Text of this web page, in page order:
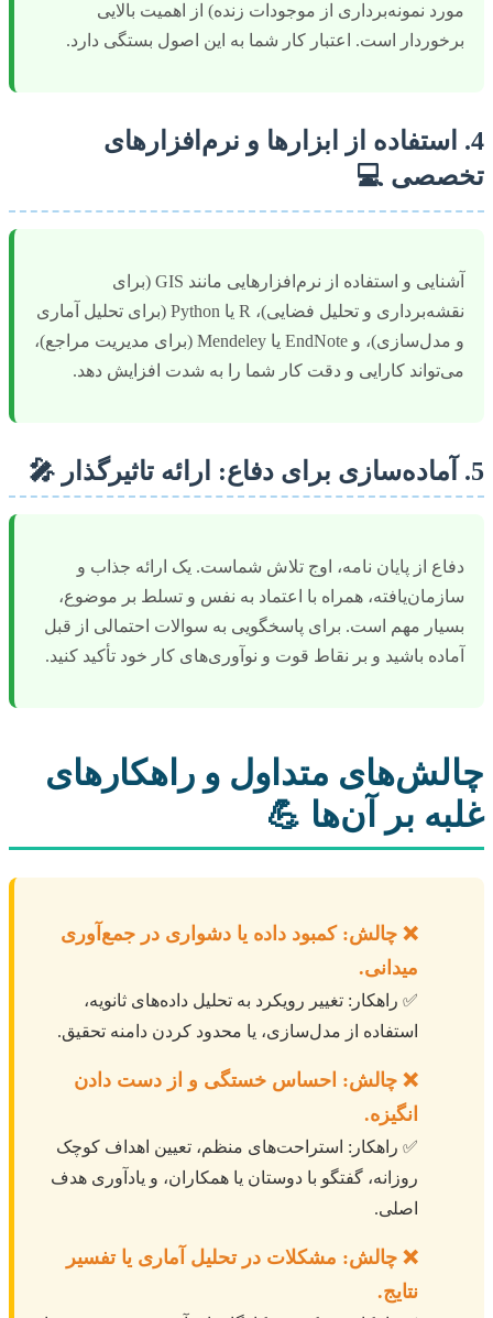
مورد نمونه‌برداری از موجودات زنده) از اهمیت بالایی
برخوردار است. اعتبار کار شما به این اصول بستگی دارد.
4. استفاده از ابزارها و نرم‌افزارهای
تخصصی 💻
آشنایی و استفاده از نرم‌افزارهایی مانند GIS (برای
نقشه‌برداری و تحلیل فضایی)، R یا Python (برای تحلیل آماری
و مدل‌سازی)، و EndNote یا Mendeley (برای مدیریت مراجع)،
می‌تواند کارایی و دقت کار شما را به شدت افزایش دهد.
5. آماده‌سازی برای دفاع: ارائه تاثیرگذار 🎤
دفاع از پایان نامه، اوج تلاش شماست. یک ارائه جذاب و
سازمان‌یافته، همراه با اعتماد به نفس و تسلط بر موضوع،
بسیار مهم است. برای پاسخگویی به سوالات احتمالی از قبل
آماده باشید و بر نقاط قوت و نوآوری‌های کار خود تأکید کنید.
چالش‌های متداول و راهکارهای
غلبه بر آن‌ها 💪
❌ چالش: کمبود داده یا دشواری در جمع‌آوری
میدانی.
✅ راهکار: تغییر رویکرد به تحلیل داده‌های ثانویه،
استفاده از مدل‌سازی، یا محدود کردن دامنه تحقیق.
❌ چالش: احساس خستگی و از دست دادن
انگیزه.
✅ راهکار: استراحت‌های منظم، تعیین اهداف کوچک
روزانه، گفتگو با دوستان یا همکاران، و یادآوری هدف
اصلی.
❌ چالش: مشکلات در تحلیل آماری یا تفسیر
نتایج.